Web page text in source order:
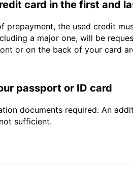
card in the first and
prepayment, the used credit
a major one, will be
or on the back of your card
passport or ID card
documents required: An
sufficient.